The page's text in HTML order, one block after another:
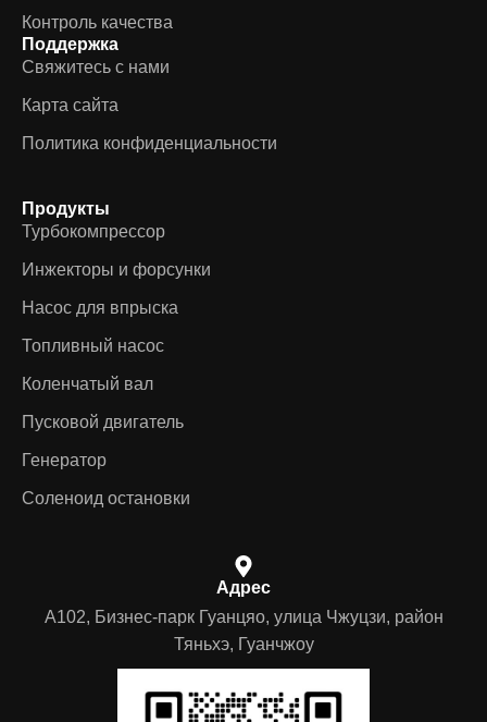
Контроль качества
Поддержка
Свяжитесь с нами
Карта сайта
Политика конфиденциальности
Продукты
Турбокомпрессор
Инжекторы и форсунки
Насос для впрыска
Топливный насос
Коленчатый вал
Пусковой двигатель
Генератор
Соленоид остановки
Адрес
A102, Бизнес-парк Гуанцяо, улица Чжуцзи, район
Тяньхэ, Гуанчжоу